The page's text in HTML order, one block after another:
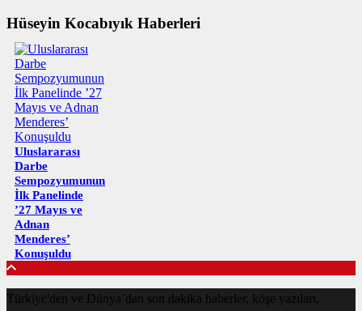
Hüseyin Kocabıyık Haberleri
Uluslararası
Darbe
Sempozyumunun
İlk Panelinde
’27 Mayıs ve
Adnan
Menderes’
Konuşuldu
Türkiye'den ve Dünya’dan son dakika haberler, köşe yazıları,